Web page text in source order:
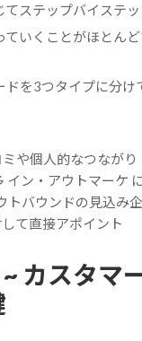
てステップバイステ
いくことがほとんど
ドを3つタイプに分け
ミや個人的なつながり
イン・アウトマーケ
トバウンドの見込み
て直接アポイント
カスタマ